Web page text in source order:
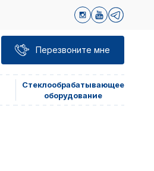
Перезвоните мне
Стеклообрабатывающее
оборудование